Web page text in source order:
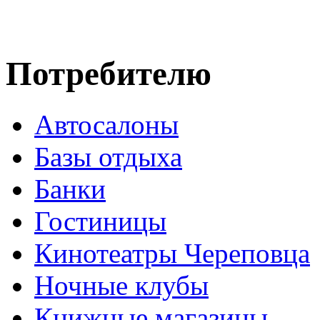
Потребителю
Автосалоны
Базы отдыха
Банки
Гостиницы
Кинотеатры Череповца
Ночные клубы